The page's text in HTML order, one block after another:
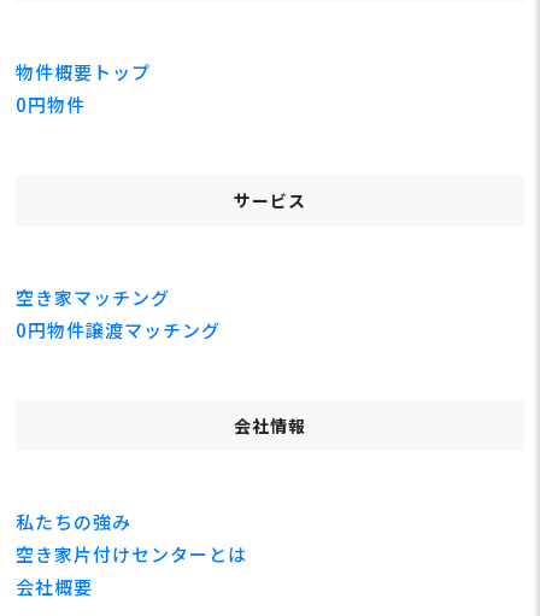
物件概要トップ
0円物件
サービス
空き家マッチング
0円物件譲渡マッチング
会社情報
私たちの強み
空き家片付けセンターとは
会社概要